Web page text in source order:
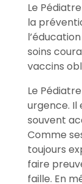
Le
la
soins
vaccins
Le
urgence. Il
souvent
Comme
toujours
faire
faille. En